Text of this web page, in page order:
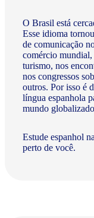
O Brasil está
Esse idioma
de comunicação
comércio mundial,
turismo, nos
nos congressos
outros. Por isso é
língua espanhola
mundo
Estude espanhol
perto de você.